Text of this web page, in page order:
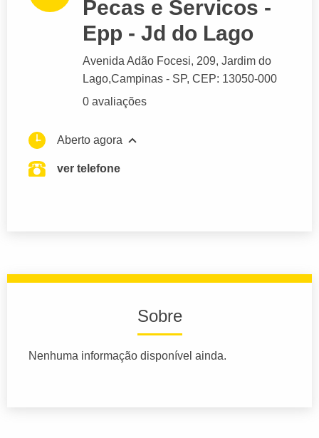
Pecas e Servicos -
Epp - Jd do Lago
Avenida Adão Focesi, 209, Jardim do
Lago,Campinas - SP, CEP: 13050-000
0 avaliações
Aberto agora
ver telefone
Sobre
Nenhuma informação disponível ainda.